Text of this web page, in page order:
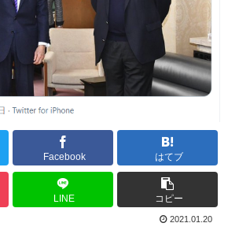
Facebook はてブ
LINE コピー
2021.01.20